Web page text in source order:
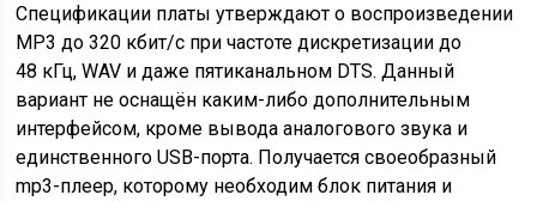
Спецификации платы утверждают о воспроизведении
MP3 до 320 кбит/с при частоте дискретизации до
48 кГц, WAV и даже пятиканальном DTS. Данный
вариант не оснащён каким-либо дополнительным
интерфейсом, кроме вывода аналогового звука и
единственного USB-порта. Получается своеобразный
mp3-плеер, которому необходим блок питания и